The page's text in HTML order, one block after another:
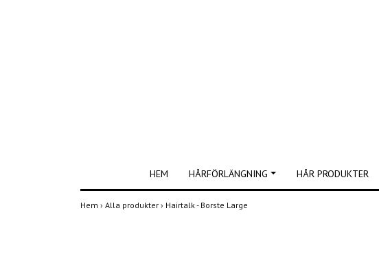
HEM HÅRFÖRLÄNGNING HÅR PRODUKTER
Hem › Alla produkter › Hairtalk - Borste Large